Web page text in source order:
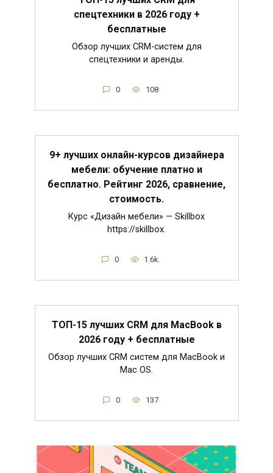
спецтехники в 2026 году +
бесплатные
Обзор лучших CRM-систем для
спецтехники и аренды.
0 108
9+ лучших онлайн-курсов дизайнера
мебели: обучение платно и
бесплатно. Рейтинг 2026, сравнение,
стоимость.
Курс «Дизайн мебели» — Skillbox
https://skillbox.
0 1.6k.
ТОП-15 лучших CRM для MacBook в
2026 году + бесплатные
Обзор лучших CRM систем для MacBook и
Mac OS.
0 137